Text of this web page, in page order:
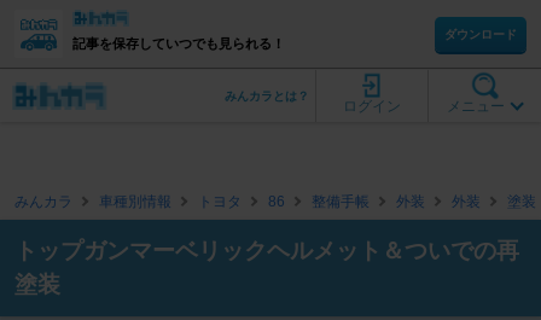
記事を保存していつでも見られる！
ダウンロード
メニュー
ログイン
みんカラとは？
みんカラ 車種別情報 トヨタ 86 整備手帳 外装 外装 塗装
トップガンマーベリックヘルメット＆ついでの再
塗装